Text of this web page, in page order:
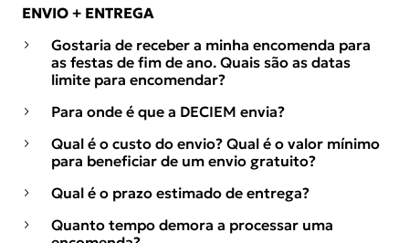
ENVIO + ENTREGA
Gostaria de receber a minha encomenda para
as festas de fim de ano. Quais são as datas
limite para encomendar?
Para onde é que a DECIEM envia?
Qual é o custo do envio? Qual é o valor mínimo
para beneficiar de um envio gratuito?
Qual é o prazo estimado de entrega?
Quanto tempo demora a processar uma